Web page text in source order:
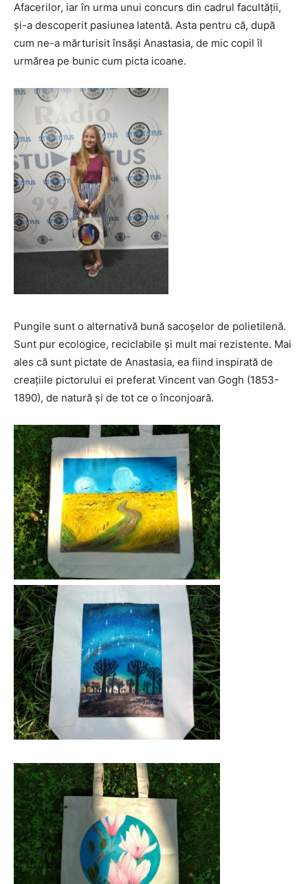
Afacerilor, iar în urma unui concurs din cadrul facultății,
și-a descoperit pasiunea latentă. Asta pentru că, după
cum ne-a mărturisit însăși Anastasia, de mic copil îl
urmărea pe bunic cum picta icoane.
Pungile sunt o alternativă bună sacoșelor de polietilenă.
Sunt pur ecologice, reciclabile și mult mai rezistente. Mai
ales că sunt pictate de Anastasia, ea fiind inspirată de
creațiile pictorului ei preferat Vincent van Gogh (1853-
1890), de natură și de tot ce o înconjoară.